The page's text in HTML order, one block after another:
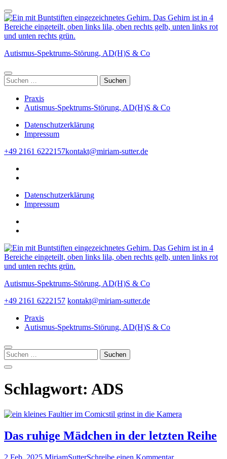
Zum
Inhalt
springen
(Enter
Autismus-Spektrums-Störung, AD(H)S & Co
Suchen
nach:
Praxis
Autismus-Spektrums-Störung, AD(H)S & Co
Datenschutzerklärung
Impressum
+49 2161 6222157kontakt@miriam-sutter.de
Datenschutzerklärung
Impressum
Autismus-Spektrums-Störung, AD(H)S & Co
+49 2161 6222157 kontakt@miriam-sutter.de
Praxis
Autismus-Spektrums-Störung, AD(H)S & Co
Suchen
nach:
Schlagwort: ADS
Das ruhige Mädchen in der letzten Reihe
2 Feb.,2025 MiriamSutterSchreibe einen Kommentar